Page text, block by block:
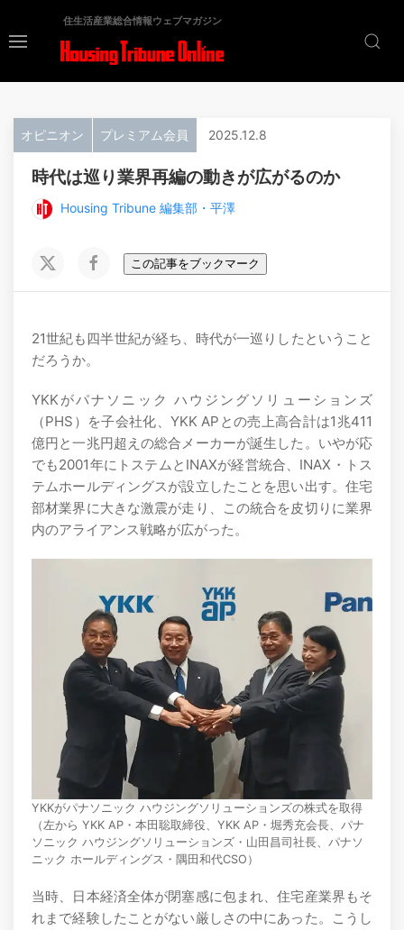
住生活産業総合情報ウェブマガジン
オピニオン プレミアム会員 2025.12.8
時代は巡り業界再編の動きが広がるのか
Housing Tribune 編集部・平澤
この記事をブックマーク
21世紀も四半世紀が経ち、時代が一巡りしたということ
だろうか。
YKKがパナソニック ハウジングソリューションズ
（PHS）を子会社化、YKK APとの売上高合計は1兆411
億円と一兆円超えの総合メーカーが誕生した。いやが応
でも2001年にトステムとINAXが経営統合、INAX・トス
テムホールディングスが設立したことを思い出す。住宅
部材業界に大きな激震が走り、この統合を皮切りに業界
内のアライアンス戦略が広がった。
YKKがパナソニック ハウジングソリューションズの株式を取得
（左から YKK AP・本田聡取締役、YKK AP・堀秀充会長、パナ
ソニック ハウジングソリューションズ・山田昌司社長、パナソ
ニック ホールディングス・隅田和代CSO）
当時、日本経済全体が閉塞感に包まれ、住宅産業界もそ
れまで経験したことがない厳しさの中にあった。こうし